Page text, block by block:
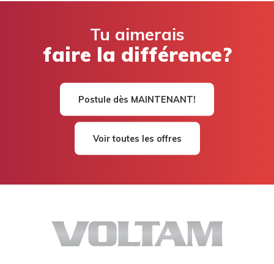
Tu aimerais
faire la différence?
Postule dès MAINTENANT!
Voir toutes les offres